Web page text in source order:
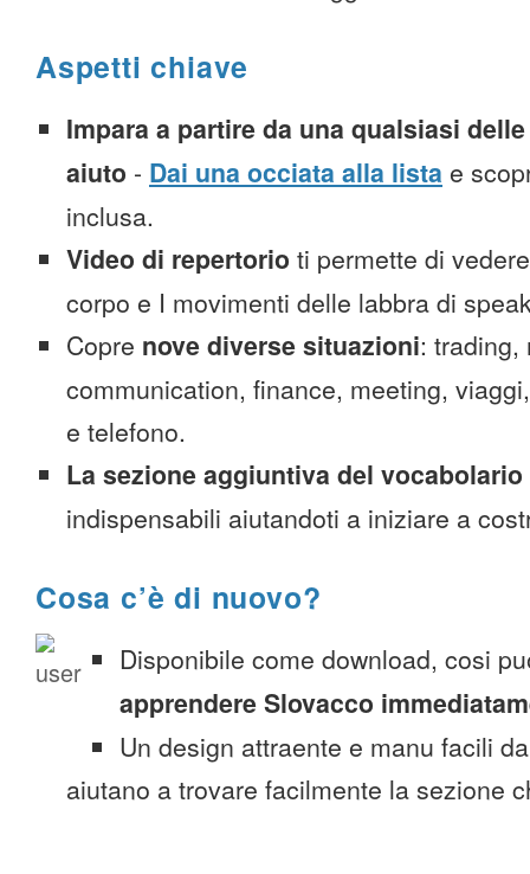
Aspetti chiave
Impara a partire da una qualsiasi
aiuto - Dai una occiata alla lista e
inclusa.
Video di repertorio ti permette di
corpo e I movimenti delle labbra di
Copre nove diverse situazioni: trading,
communication, finance, meeting,
e telefono.
La sezione aggiuntiva del vocabolario
indispensabili aiutandoti a iniziare a
Cosa c’è di nuovo?
Disponibile come download, cosi
apprendere Slovacco
Un design attraente e manu facili
aiutano a trovare facilmente la sezione